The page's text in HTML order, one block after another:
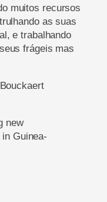
muitos recursos
as suas
e trabalhando
frágeis mas
new
Guinea-